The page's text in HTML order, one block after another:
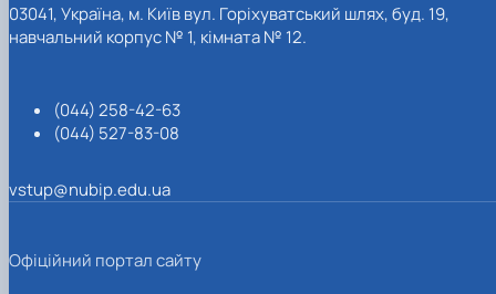
03041, Україна, м. Київ вул. Горіхуватський шлях, буд. 19,
навчальний корпус № 1, кімната № 12.
(044) 258-42-63
(044) 527-83-08
vstup@nubip.edu.ua
Офіційний портал сайту